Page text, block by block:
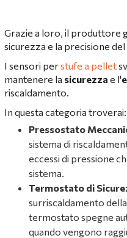
Grazie a loro, il produttore
sicurezza e la precisione
I sensori perstufe a pellet
mantenere la sicurezza e l'
riscaldamento.
In questa categoria troverai:
Pressostato
sistema di
eccessi di pressione
sistema.
Termostato di
surriscaldamento
termostato spegne
quando vengono